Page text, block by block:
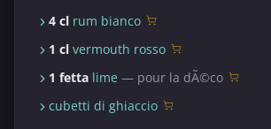
4 cl rum bianco
1 cl vermouth rosso
1 fetta lime — pour la dÃ©co
cubetti di ghiaccio